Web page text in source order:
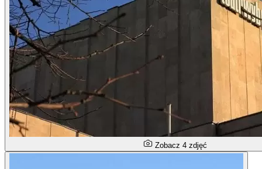
Zobacz 4 zdjęć